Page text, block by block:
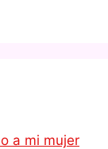
a mi mujer